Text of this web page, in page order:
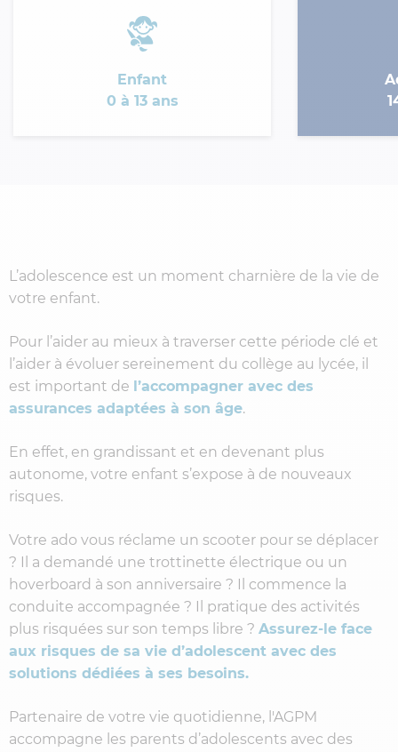
Enfant
0 à 13 ans
L’adolescence est un moment charnière de la vie de
votre enfant.
Pour l’aider au mieux à traverser cette période clé et
l’aider à évoluer sereinement du collège au lycée, il
est important de l’accompagner avec des
assurances adaptées à son âge.
En effet, en grandissant et en devenant plus
autonome, votre enfant s’expose à de nouveaux
risques.
Votre ado vous réclame un scooter pour se déplacer
? Il a demandé une trottinette électrique ou un
hoverboard à son anniversaire ? Il commence la
conduite accompagnée ? Il pratique des activités
plus risquées sur son temps libre ? Assurez-le face
aux risques de sa vie d’adolescent avec des
solutions dédiées à ses besoins.
Partenaire de votre vie quotidienne, l'AGPM
accompagne les parents d’adolescents avec des